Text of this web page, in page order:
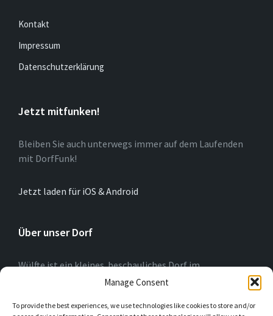
Manage Consent
To provide the best experiences, we use technologies like cookies to store and/or
Kontakt
Impressum
Datenschutzerklärung
Jetzt mitfunken!
Bleiben Sie auch unterwegs immer auf dem Laufenden
mit DorfFunk!
Jetzt laden für iOS & Android
Über unser Dorf
Wülfte ist ein kleines beschauliches Dorf im
Hochsauerlandkreis (NRW) am Rande der Briloner
Hochfläche. Wir blicken auf eine 775-jährige Geschichte
zurück. In Wülfte wird für „Alle“ die Interesse haben,